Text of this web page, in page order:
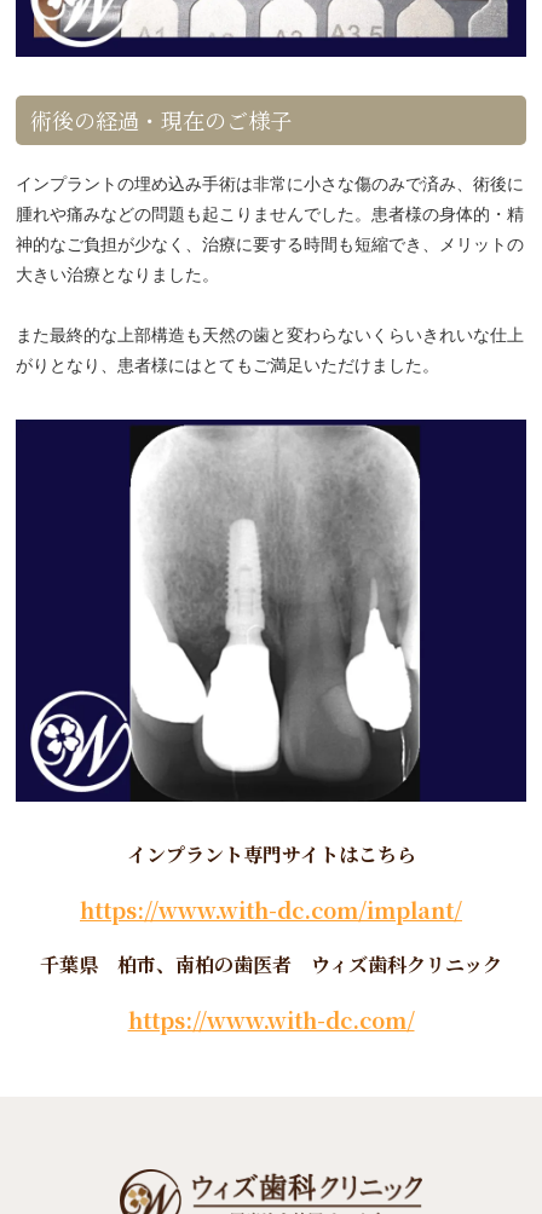
術後の経過・現在のご様子
インプラントの埋め込み手術は非常に小さな傷のみで済み、術後に
腫れや痛みなどの問題も起こりませんでした。患者様の身体的・精
神的なご負担が少なく、治療に要する時間も短縮でき、メリットの
大きい治療となりました。
また最終的な上部構造も天然の歯と変わらないくらいきれいな仕上
がりとなり、患者様にはとてもご満足いただけました。
インプラント専門サイトはこちら
https://www.with-dc.com/implant/
千葉県 柏市、南柏の歯医者 ウィズ歯科クリニック
https://www.with-dc.com/